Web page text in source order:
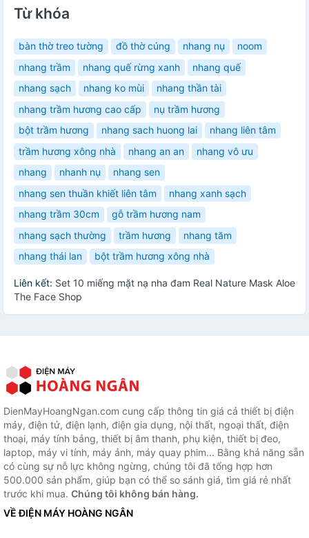
Từ khóa
bàn thờ treo tường đồ thờ cúng nhang nụ
noom
nhang trầm
nhang quế rừng xanh
nhang quế
nhang sạch
nhang ko mùi
nhang thần tài
nhang trầm hương cao cấp
nụ trầm hương
bột trầm hương
nhang sach huong lai
nhang liên tâm
trầm hương xông nhà
nhang an an
nhang vô ưu
nhang
nhanh nụ
nhang sen
nhang sen thuần khiết liên tâm
nhang xanh sạch
nhang trầm 30cm
gỗ trầm hương nam
nhang sạch thường
trầm hương
nhang tăm
nhang thái lan
bột trầm hương xông nhà
Liên kết: Set 10 miếng mặt nạ nha đam Real Nature Mask Aloe
The Face Shop
DienMayHoangNgan.com cung cấp thông tin giá cả thiết bị điện
máy, điện tử, điện lạnh, điện gia dụng, nội thất, ngoại thất, điện
thoại, máy tính bảng, thiết bị âm thanh, phụ kiện, thiết bị đeo,
laptop, máy vi tính, máy ảnh, máy quay phim... Bằng khả năng sẵn
có cùng sự nỗ lực không ngừng, chúng tôi đã tổng hợp hơn
500.000 sản phẩm, giúp bạn có thể so sánh giá, tìm giá rẻ nhất
trước khi mua. Chúng tôi không bán hàng.
VỀ ĐIỆN MÁY HOÀNG NGÂN